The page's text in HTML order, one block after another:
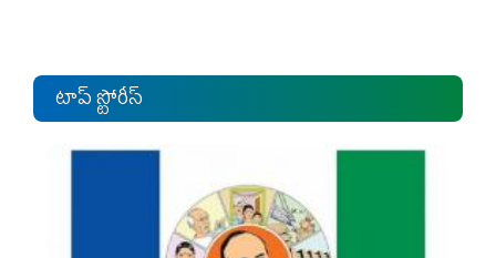
టాప్ స్టోరీస్